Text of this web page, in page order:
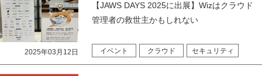
【JAWS DAYS 2025に出展】Wizはクラウド
管理者の救世主かもしれない
イベント クラウド セキュリティ
2025年03月12日